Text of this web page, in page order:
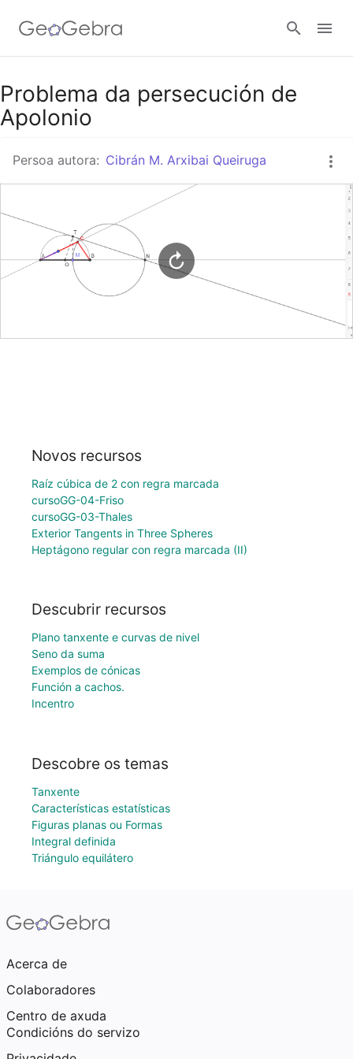
Título para compartir en Google Classroom
Conectar
Problema da persecución de
Apolonio
Persoa autora: Cibrán M. Arxibai Queiruga
Novos recursos
Raíz cúbica de 2 con regra marcada
cursoGG-04-Friso
cursoGG-03-Thales
Exterior Tangents in Three Spheres
Heptágono regular con regra marcada (II)
Descubrir recursos
Plano tanxente e curvas de nivel
Seno da suma
Exemplos de cónicas
Función a cachos.
Incentro
Descobre os temas
Tanxente
Características estatísticas
Figuras planas ou Formas
Integral definida
Triángulo equilátero
Acerca de
Colaboradores
Centro de axuda
Condicións do servizo